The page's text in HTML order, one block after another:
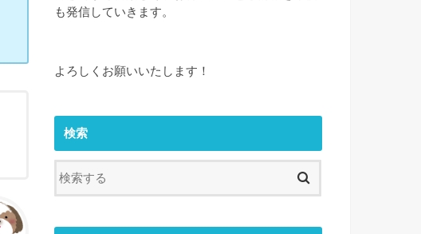
も発信していきます。
よろしくお願いいたします！
検索